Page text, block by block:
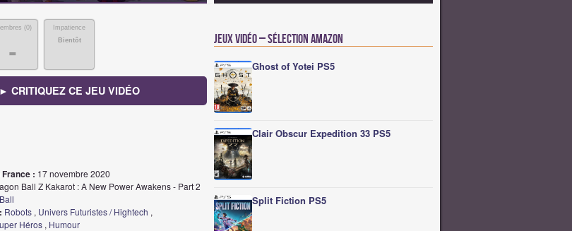
(0)
-
Impatience
Bientôt
► CRITIQUEZ CE JEU VIDÉO
: 17 novembre 2020
Ball Z Kakarot : A New Power Awakens - Part 2
Robots , Univers Futuristes / Hightech ,
Héros , Humour
Jeux vidéo – Sélection Amazon
Ghost of Yotei PS5
Clair Obscur Expedition 33 PS5
Split Fiction PS5